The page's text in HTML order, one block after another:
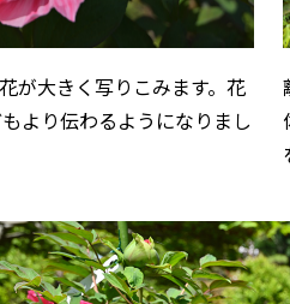
が大きく写りこみます。花
より伝わるようになりまし